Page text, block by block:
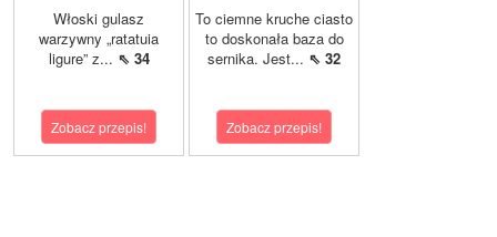
Włoski gulasz
warzywny „ratatuia
ligure” z... ⇖ 34
Zobacz przepis!
To ciemne kruche ciasto
to doskonała baza do
sernika. Jest... ⇖ 32
Zobacz przepis!